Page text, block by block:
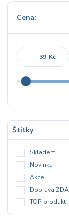
Cena:
Kč
Štítky
Skladem
Novinka
Akce
Doprava
TOP produkt